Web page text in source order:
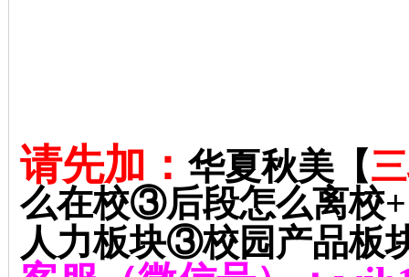
请先加： 华夏秋美【
么在校③后段怎么离校+
人力板块③校园产品板